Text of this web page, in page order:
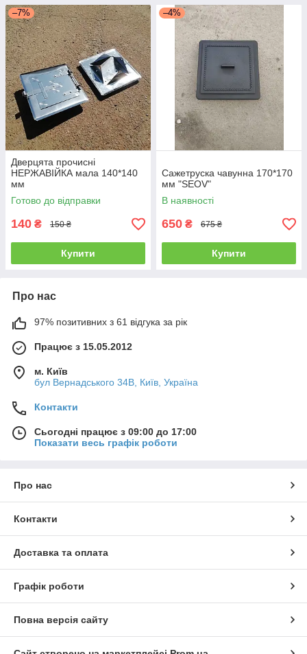
–7%
Дверцята прочисні
НЕРЖАВІЙКА мала 140*140
мм
Готово до відправки
140 ₴ 150 ₴
Купити
–4%
Сажетруска чавунна 170*170
мм "SEOV"
В наявності
650 ₴ 675 ₴
Купити
Про нас
97% позитивних з 61 відгука за рік
Працює з 15.05.2012
м. Київ
бул Вернадського 34В, Київ, Україна
Контакти
Сьогодні працює з 09:00 до 17:00
Показати весь графік роботи
Про нас
Контакти
Доставка та оплата
Графік роботи
Повна версія сайту